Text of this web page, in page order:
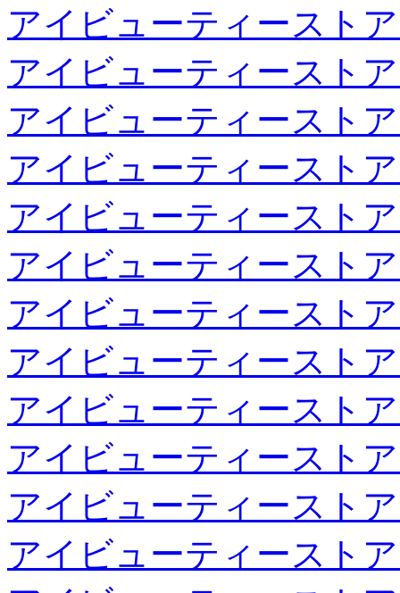
アイビューティースト
アイビューティースト
アイビューティースト
アイビューティースト
アイビューティースト
アイビューティースト
アイビューティースト
アイビューティースト
アイビューティースト
アイビューティースト
アイビューティースト
アイビューティースト